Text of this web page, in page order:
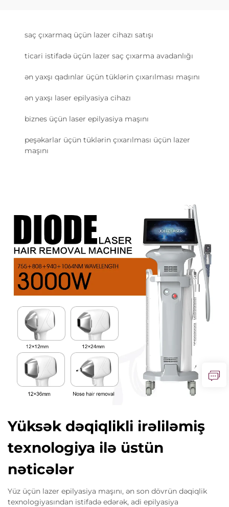
saç çıxarmaq üçün lazer cihazı satışı
ticari istifadə üçün lazer saç çıxarma avadanlığı
ən yaxşı qadınlar üçün tüklərin çıxarılması maşını
ən yaxşı laser epilyasiya cihazı
biznes üçün laser epilyasiya maşını
peşəkarlar üçün tüklərin çıxarılması üçün lazer
maşını
Yüksək dəqiqlikli irəliləmiş
texnologiya ilə üstün
nəticələr
Yüz üçün lazer epilyasiya maşını, ən son dövrün dəqiqlik
texnologiyasından istifadə edərək, adi epilyasiya